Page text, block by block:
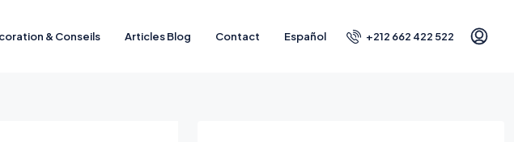
& Conseils Articles Blog Contact Español +212 662 422 522